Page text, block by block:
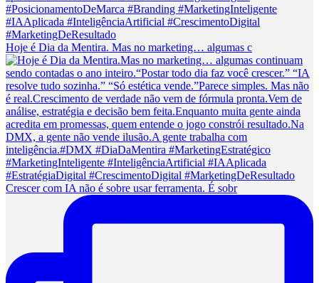
Hoje é Dia da Mentira. Mas no marketing… algumas c
Crescer com IA não é sobre usar ferramenta. É sobr